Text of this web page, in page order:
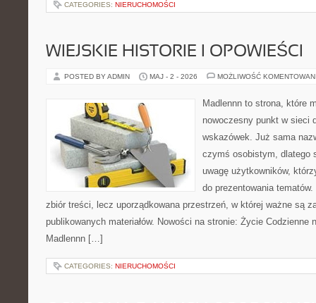
CATEGORIES: NIERUCHOMOŚCI
WIEJSKIE HISTORIE I OPOWIEŚCI
POSTED BY ADMIN MAJ - 2 - 2026 MOŻLIWOŚĆ
Madlennn to strona, które
nowoczesny punkt w sieci
wskazówek. Już sama
czymś osobistym, dlatego
uwagę użytkowników,
do prezentowania
zbiór treści, lecz uporządkowana przestrzeń, w której ważne są
publikowanych materiałów. Nowości na stronie: Życie Codzienne
Madlennn […]
CATEGORIES: NIERUCHOMOŚCI